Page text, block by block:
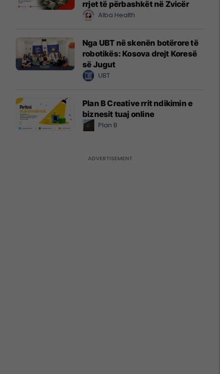
rrjet të përbashkët në Zvicër
Alba Health
Nga UBT në skenën botërore të
robotikës: Kosova drejt Koresë
së Jugut
UBT
Plan B Creative rrit ndikimin e
biznesit tuaj online
Plan B